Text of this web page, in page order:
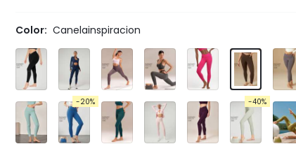
Color: Canelainspiracion
-20% -40%